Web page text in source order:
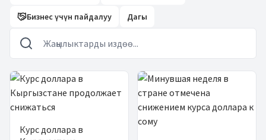
Бизнес үчүн пайдалуу Дагы
Жаңылыктар
Курс доллара в